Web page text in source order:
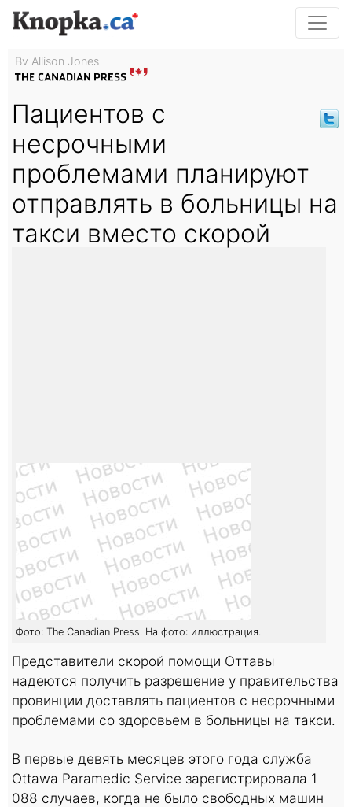
By Allison Jones
Пациентов с
несрочными
проблемами планируют
отправлять в больницы на
такси вместо скорой
Фото: The Canadian Press. На фото: иллюстрация.
Представители скорой помощи Оттавы
надеются получить разрешение у правительства
провинции доставлять пациентов с несрочными
проблемами со здоровьем в больницы на такси.
В первые девять месяцев этого года служба
Ottawa Paramedic Service зарегистрировала 1
088 случаев, когда не было свободных машин